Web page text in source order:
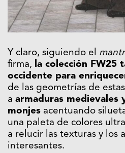
Y claro, siguiendo el
firma, la colección FW25
occidente para
de las geometrías de
a armaduras medievales
monjes acentuando
una paleta de colores ultra
a relucir las texturas y los
interesantes.